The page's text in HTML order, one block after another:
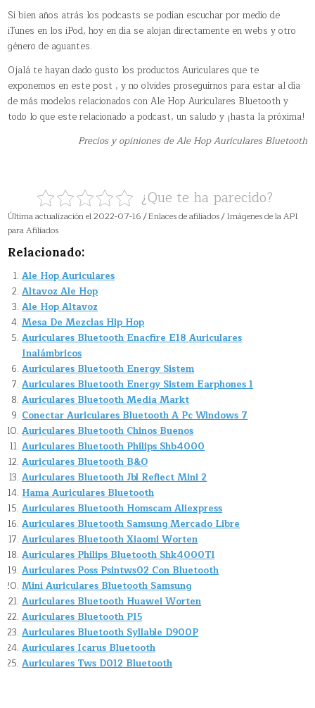
Si bien años atrás los podcasts se podían escuchar por medio de
iTunes en los iPod, hoy en dia se alojan directamente en webs y otro
género de aguantes.
Ojalá te hayan dado gusto los productos Auriculares que te
exponemos en este post , y no olvides proseguirnos para estar al día
de más modelos relacionados con Ale Hop Auriculares Bluetooth y
todo lo que este relacionado a podcast, un saludo y ¡hasta la próxima!
Precios y opiniones de Ale Hop Auriculares Bluetooth
¿Que te ha parecido?
Última actualización el 2022-07-16 / Enlaces de afiliados / Imágenes de la API
para Afiliados
Relacionado:
Ale Hop Auriculares
Altavoz Ale Hop
Ale Hop Altavoz
Mesa De Mezclas Hip Hop
Auriculares Bluetooth Enacfire E18 Auriculares
Inalámbricos
Auriculares Bluetooth Energy Sistem
Auriculares Bluetooth Energy Sistem Earphones 1
Auriculares Bluetooth Media Markt
Conectar Auriculares Bluetooth A Pc Windows 7
Auriculares Bluetooth Chinos Buenos
Auriculares Bluetooth Philips Shb4000
Auriculares Bluetooth B&O
Auriculares Bluetooth Jbl Reflect Mini 2
Hama Auriculares Bluetooth
Auriculares Bluetooth Homscam Aliexpress
Auriculares Bluetooth Samsung Mercado Libre
Auriculares Bluetooth Xiaomi Worten
Auriculares Philips Bluetooth Shk4000Tl
Auriculares Poss Psintws02 Con Bluetooth
Mini Auriculares Bluetooth Samsung
Auriculares Bluetooth Huawei Worten
Auriculares Bluetooth P15
Auriculares Bluetooth Syllable D900P
Auriculares Icarus Bluetooth
Auriculares Tws D012 Bluetooth